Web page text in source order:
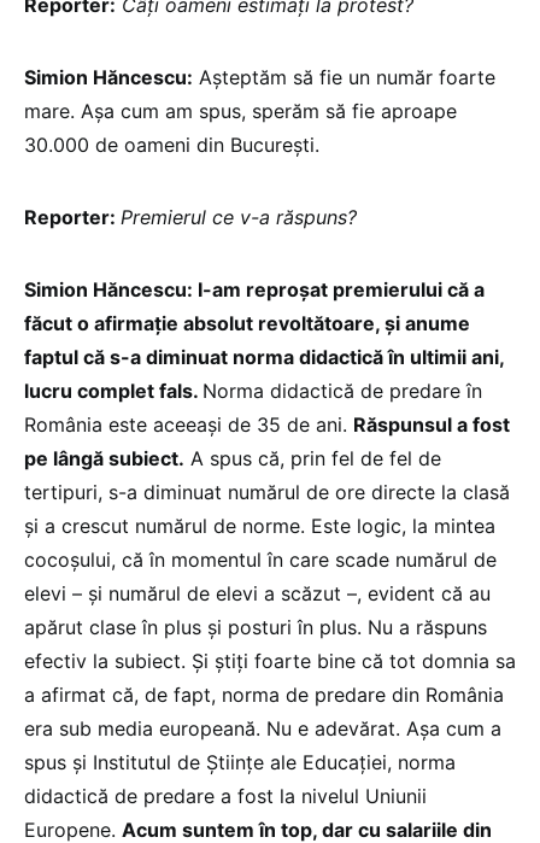
Simion Hăncescu: Așteptăm să fie un număr foarte
mare. Așa cum am spus, sperăm să fie aproape
30.000 de oameni din București.
Reporter: Premierul ce v-a răspuns?
Simion Hăncescu: I-am reproșat premierului că a
făcut o afirmație absolut revoltătoare, și anume
faptul că s-a diminuat norma didactică în ultimii ani,
lucru complet fals. Norma didactică de predare în
România este aceeași de 35 de ani. Răspunsul a fost
pe lângă subiect. A spus că, prin fel de fel de
tertipuri, s-a diminuat numărul de ore directe la clasă
și a crescut numărul de norme. Este logic, la mintea
cocoșului, că în momentul în care scade numărul de
elevi – și numărul de elevi a scăzut –, evident că au
apărut clase în plus și posturi în plus. Nu a răspuns
efectiv la subiect. Și știți foarte bine că tot domnia sa
a afirmat că, de fapt, norma de predare din România
era sub media europeană. Nu e adevărat. Așa cum a
spus și Institutul de Științe ale Educației, norma
didactică de predare a fost la nivelul Uniunii
Europene. Acum suntem în top, dar cu salariile din